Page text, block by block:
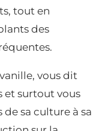
tout en
des
vous dit
et surtout vous
sa culture à sa